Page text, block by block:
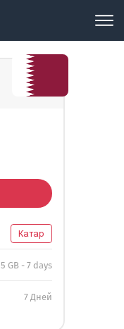
Катар
5 GB - 7 days
7 Дней